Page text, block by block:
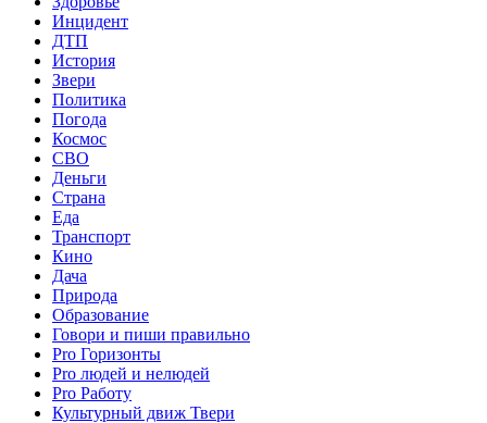
Инцидент
ДТП
История
Звери
Политика
Погода
Космос
СВО
Деньги
Страна
Еда
Транспорт
Кино
Дача
Природа
Образование
Говори и пиши правильно
Pro Горизонты
Pro людей и нелюдей
Pro Работу
Культурный движ Твери